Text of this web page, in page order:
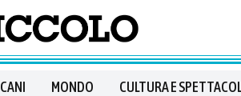
MONDO CULTURA E